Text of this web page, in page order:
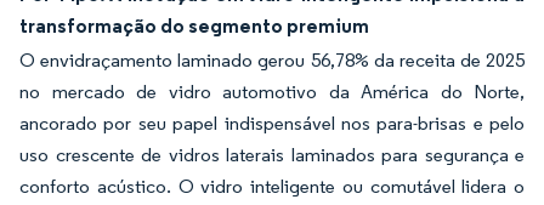
transformação do segmento premium
O envidraçamento laminado gerou 56,78% da receita de 2025
no mercado de vidro automotivo da América do Norte,
ancorado por seu papel indispensável nos para-brisas e pelo
uso crescente de vidros laterais laminados para segurança e
conforto acústico. O vidro inteligente ou comutável lidera o